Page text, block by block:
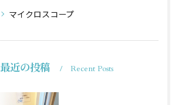
マイクロスコープ
最近の投稿 Recent Posts